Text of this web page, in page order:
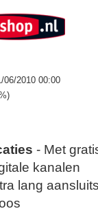
06/2010 00:00
- Met
kanalen
lang